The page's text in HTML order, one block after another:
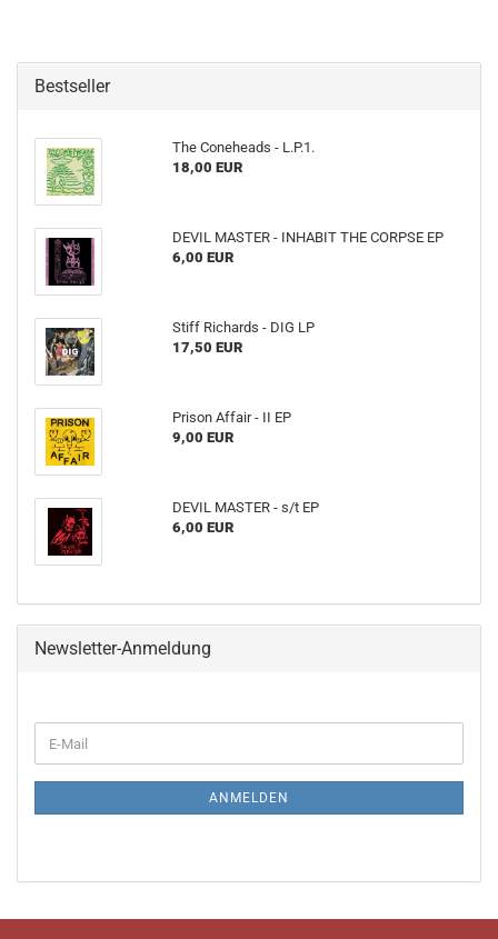
Bestseller
The Coneheads - L​.​P​.​1.
18,00 EUR
DEVIL MASTER - INHABIT THE CORPSE EP
6,00 EUR
Stiff Richards - DIG LP
17,50 EUR
Prison Affair - II EP
9,00 EUR
DEVIL MASTER - s​/​t EP
6,00 EUR
Newsletter-Anmeldung
ZUR
E-
Mail
ANMELDEN